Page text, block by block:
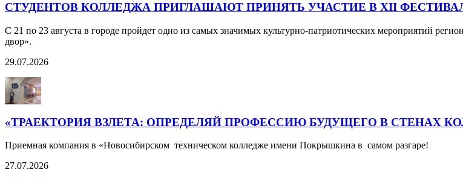
СТУДЕНТОВ КОЛЛЕДЖА ПРИГЛАШАЮТ ПРИНЯТЬ УЧАСТИЕ В XII
С 21 по 23 августа в городе пройдет одно из самых значимых культурно-патриотических мероприятий
двор».
29.07.2026
«ТРАЕКТОРИЯ ВЗЛЕТА: ОПРЕДЕЛЯЙ ПРОФЕССИЮ БУДУЩЕГО В СТЕНАХ
Приемная компания в «Новосибирском техническом колледже имени Покрышкина в самом разгаре!
27.07.2026